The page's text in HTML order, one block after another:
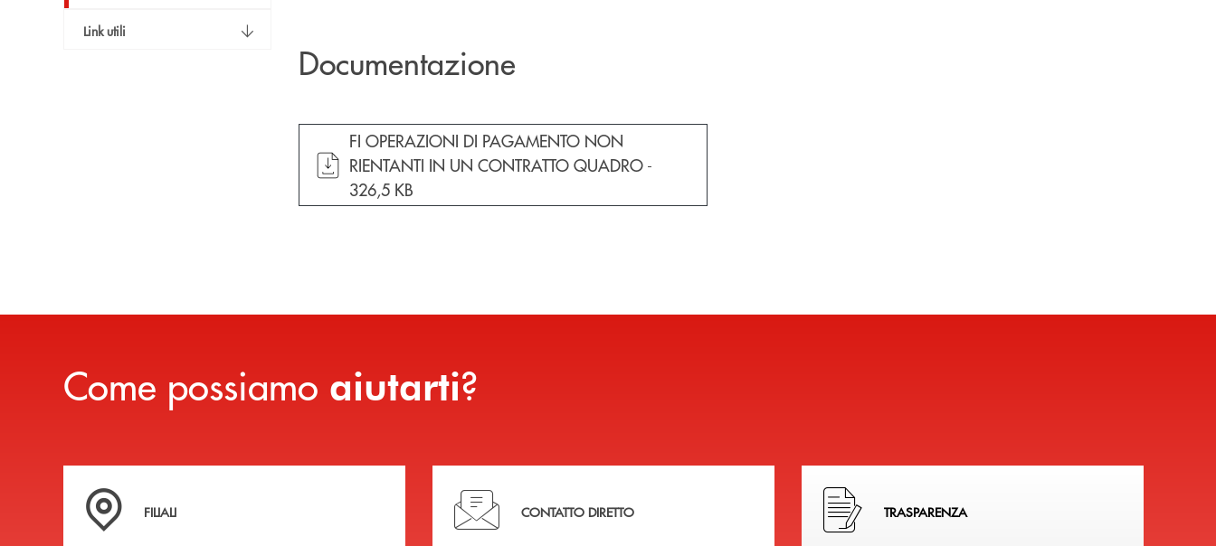
Link utili
Documentazione
apre documento in una nuova finestra
FI OPERAZIONI DI PAGAMENTO NON
RIENTANTI IN UN CONTRATTO QUADRO -
326,5 KB
Come possiamo aiutarti?
Trova la filiale più vicina a te
FILIALI
Hai bisogno di assistenza immediata?
CONTATTO DIRETTO
Hai bisogno di alcuni documenti ? Vai alla pagina della
TRASPARENZA